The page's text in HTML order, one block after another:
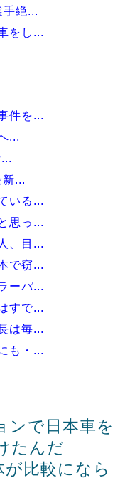
手絶...
をし...
件を...
...
新...
いる...
思っ...
、目...
で窃...
ーパ...
すで...
は毎...
も・...
ンで日本車を
たんだ
比較になら